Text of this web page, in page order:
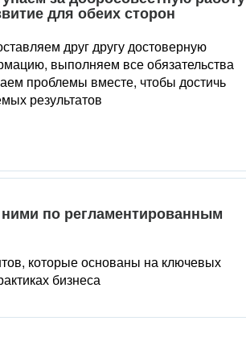
для обеих сторон
друг другу достоверную
выполняем все обязательства
проблемы вместе, чтобы достичь
результатов
по регламентированным
которые основаны на ключевых
бизнеса